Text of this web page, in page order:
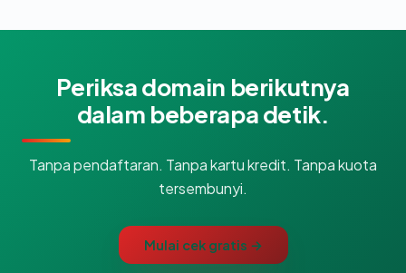
Periksa domain berikutnya
dalam beberapa detik.
Tanpa pendaftaran. Tanpa kartu kredit. Tanpa kuota
tersembunyi.
Mulai cek gratis →